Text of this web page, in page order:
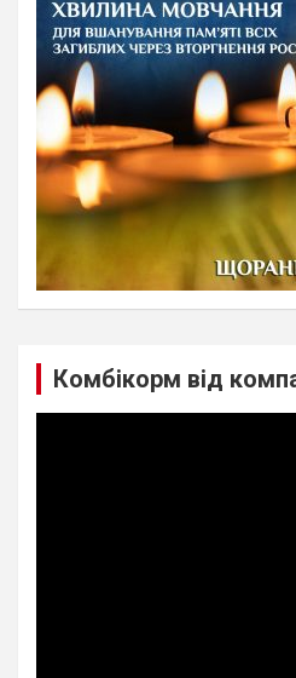
Комбікорм від